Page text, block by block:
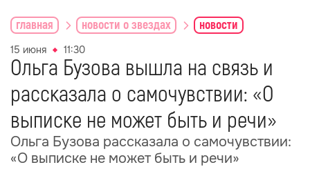
главная новости о звездах новости
15 июня 11:30
Ольга Бузова вышла на связь и
рассказала о самочувствии: «О
выписке не может быть и речи»
Ольга Бузова рассказала о самочувствии:
«О выписке не может быть и речи»